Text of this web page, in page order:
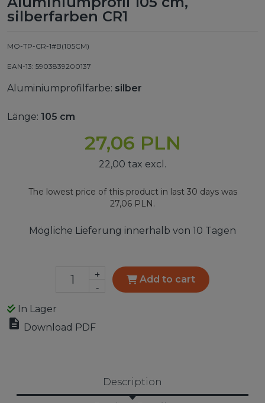
silberfarben CR1
MO-TP-CR-1#B(105CM)
EAN-13: 5903839200137
Aluminiumprofilfarbe: silber
Länge: 105 cm
27,06 PLN
22,00 tax excl.
The lowest price of this product in last 30 days was
27,06 PLN.
Mögliche Lieferung innerhalb von 10 Tagen
+
Add to cart
In Lager
 Download PDF
Description